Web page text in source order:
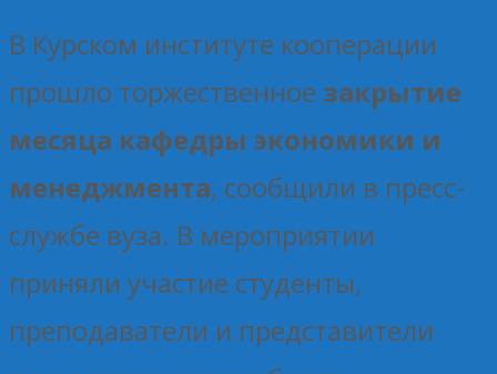
В Курском институте кооперации
прошло торжественное закрытие
месяца кафедры экономики и
менеджмента, сообщили в пресс-
службе вуза. В мероприятии
приняли участие студенты,
преподаватели и представители